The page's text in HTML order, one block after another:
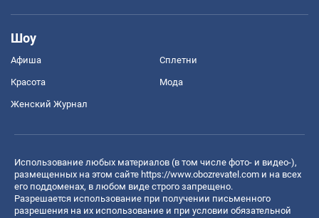
Шоу
Афиша Сплетни
Красота Мода
Женский Журнал
Использование любых материалов (в том числе фото- и видео-),
размещенных на этом сайте https://www.obozrevatel.com и на всех
его поддоменах, в любом виде строго запрещено.
Разрешается использование при получении письменного
разрешения на их использование и при условии обязательной